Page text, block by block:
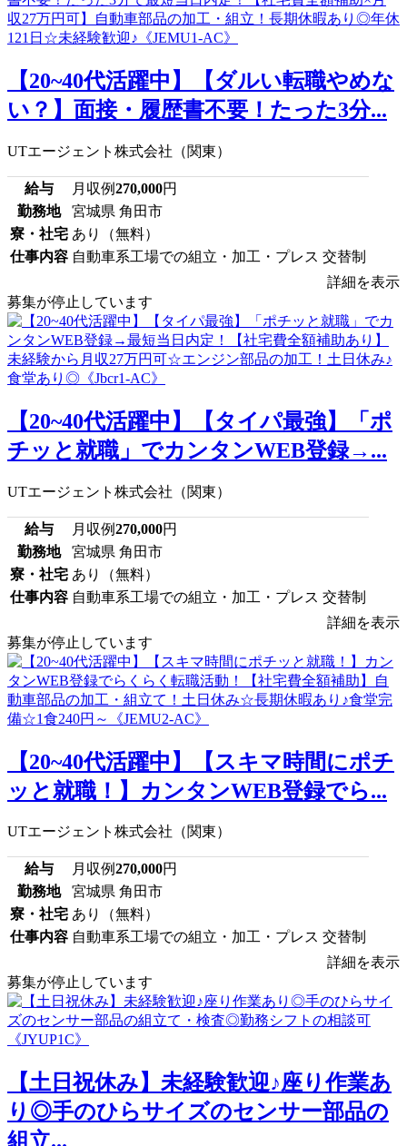
【20~40代活躍中】【ダルい転職やめな
い？】面接・履歴書不要！たった3分...
UTエージェント株式会社（関東）
給与 月収例270,000円
勤務地
宮城県 角田市
寮・社宅 あり（無料）
仕事内容 自動車系工場での組立・加工・プレス 交替制
詳細を表示
募集が停止しています
【20~40代活躍中】【タイパ最強】「ポ
チッと就職」でカンタンWEB登録→...
UTエージェント株式会社（関東）
給与 月収例270,000円
勤務地
宮城県 角田市
寮・社宅 あり（無料）
仕事内容 自動車系工場での組立・加工・プレス 交替制
詳細を表示
募集が停止しています
【20~40代活躍中】【スキマ時間にポチ
ッと就職！】カンタンWEB登録でら...
UTエージェント株式会社（関東）
給与 月収例270,000円
勤務地
宮城県 角田市
寮・社宅 あり（無料）
仕事内容 自動車系工場での組立・加工・プレス 交替制
詳細を表示
募集が停止しています
【土日祝休み】未経験歓迎♪座り作業あ
り◎手のひらサイズのセンサー部品の
組立...